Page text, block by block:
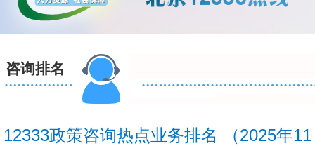
咨询排名
12333政策咨询热点业务排名 （2025年11